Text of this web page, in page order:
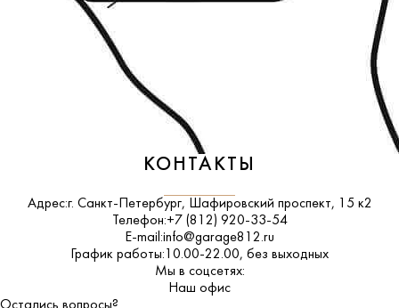
КОНТАКТЫ
Адрес:г. Санкт-Петербург, Шафировский проспект, 15 к2
Телефон:+7 (812) 920-33-54
E-mail:info@garage812.ru
График работы: 10.00-22.00, без выходных
Мы в соцсетях:
ВКонтакте
Наш офис